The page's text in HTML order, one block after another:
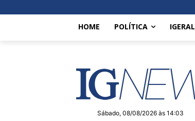
HOME POLÍTICA IGERAL
Sábado, 08/08/2026 às 14:03